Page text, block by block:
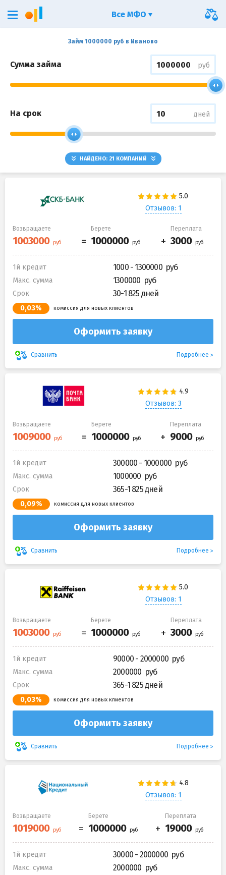
Займ 1000000 руб в Иваново
Сумма займа руб
На срок дней
НАЙДЕНО: 21 КОМПАНИЙ
Отзывов: 1
Возвращаете Берете Переплата
1й кредит 1000 - 1300000
Макс. сумма 1300000
Срок 30-1 825 дней
0,03% комиссия для новых клиентов
Оформить заявку
Сравнить Подробнее
Отзывов: 3
Возвращаете Берете Переплата
1й кредит 300000 - 1000000
Макс. сумма 1000000
Срок 365-1 825 дней
0,09% комиссия для новых клиентов
Оформить заявку
Сравнить Подробнее
Отзывов: 1
Возвращаете Берете Переплата
1й кредит 90000 - 2000000
Макс. сумма 2000000
Срок 365-1 825 дней
0,03% комиссия для новых клиентов
Оформить заявку
Сравнить Подробнее
Отзывов: 1
Возвращаете Берете Переплата
1й кредит 30000 - 2000000
Макс. сумма 2000000
Все МФО